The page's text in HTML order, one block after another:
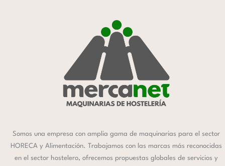
Somos una empresa con amplia gama de maquinarias para el sector
HORECA y Alimentación. Trabajamos con las marcas más reconocidas
en el sector hostelero, ofrecemos propuestas globales de servicios y